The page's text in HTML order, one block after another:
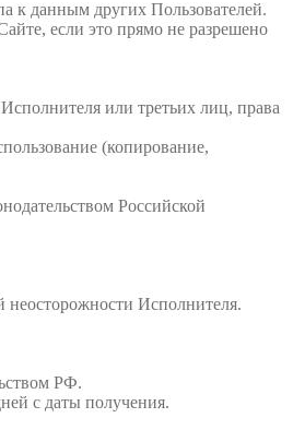
к данным других Пользователей.
если это прямо не разрешено
или третьих лиц, права
(копирование,
Российской
неосторожности Исполнителя.
РФ.
с даты получения.